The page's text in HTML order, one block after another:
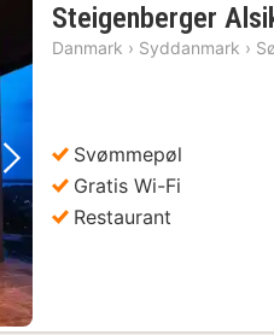
Næste billede
Steigenberger
Danmark › Syddanmark ›
Svømmepøl
Gratis Wi-Fi
Restaurant